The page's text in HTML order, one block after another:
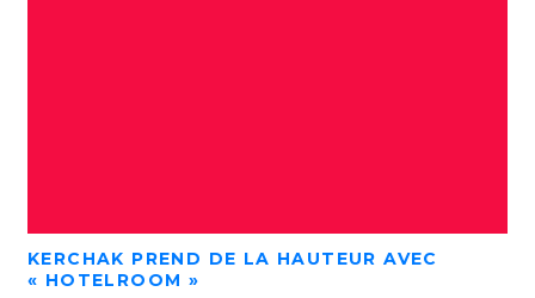
KERCHAK PREND DE LA HAUTEUR AVEC
« HOTELROOM »